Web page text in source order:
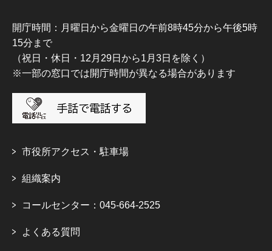
開庁時間：月曜日から金曜日の午前8時45分から午後5時
15分まで
（祝日・休日・12月29日から1月3日を除く）
※一部の窓口では開庁時間が異なる場合があります
市役所アクセス・駐車場
組織案内
コールセンター：045-664-2525
よくある質問